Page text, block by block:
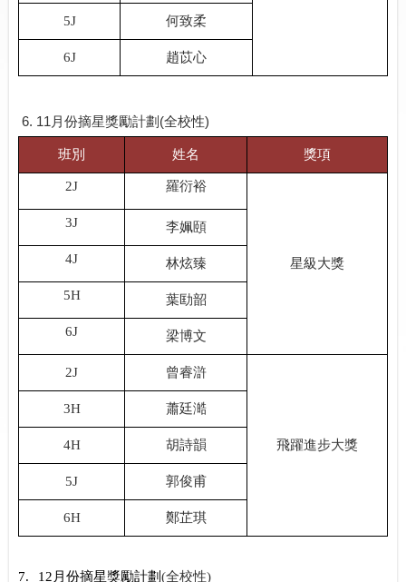
5J 何致柔
6J 趙苡心
6. 11 月份摘星獎勵計劃 (全校性)
班別 姓名 獎項
2J 羅衍裕
星級大獎
3J 李姵頤
4J 林炫臻
5H 葉劻韶
6J 梁博文
2J 曾睿滸
飛躍進步大獎
3H 蕭廷澔
4H 胡詩韻
5J 郭俊甫
6H 鄭芷琪
7. 12月份摘星獎勵計劃(全校性)